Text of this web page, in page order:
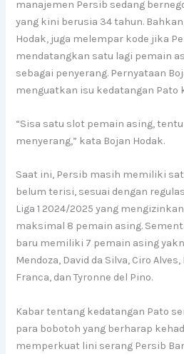
manajemen Persib sedang
yang kini berusia 34 tahun.
Hodak, juga melempar kode jika
mendatangkan satu lagi pemain
sebagai penyerang. Pernyataan
menguatkan isu kedatangan Pato
“Sisa satu slot pemain asing,
menyerang,” kata Bojan Hodak.
Saat ini, Persib masih memiliki
belum terisi, sesuai dengan
Liga 1 2024/2025 yang
maksimal 8 pemain asing.
baru memiliki 7 pemain asing
Mendoza, David da Silva, Ciro
Franca, dan Tyronne del Pino.
Kabar tentang kedatangan Pato
para bobotoh yang berharap
memperkuat lini serang Persib